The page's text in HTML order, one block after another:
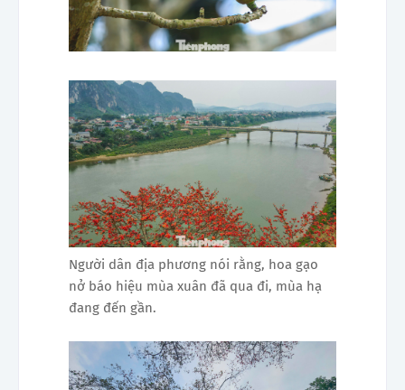
Người dân địa phương nói rằng, hoa gạo
nở báo hiệu mùa xuân đã qua đi, mùa hạ
đang đến gần.